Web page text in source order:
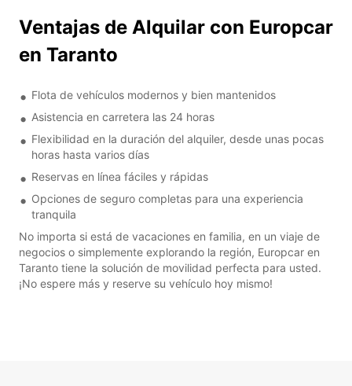
Ventajas de Alquilar con Europcar
en Taranto
Flota de vehículos modernos y bien mantenidos
Asistencia en carretera las 24 horas
Flexibilidad en la duración del alquiler, desde unas pocas
horas hasta varios días
Reservas en línea fáciles y rápidas
Opciones de seguro completas para una experiencia
tranquila
No importa si está de vacaciones en familia, en un viaje de
negocios o simplemente explorando la región, Europcar en
Taranto tiene la solución de movilidad perfecta para usted.
¡No espere más y reserve su vehículo hoy mismo!